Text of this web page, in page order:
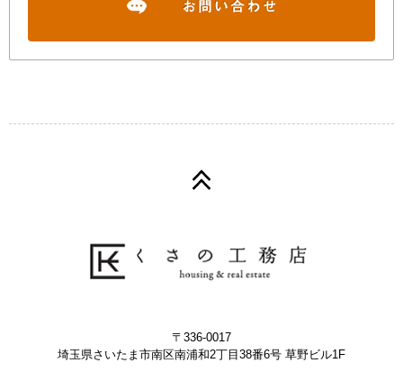
〒336-0017
埼玉県さいたま市南区南浦和2丁目38番6号 草野ビル1F